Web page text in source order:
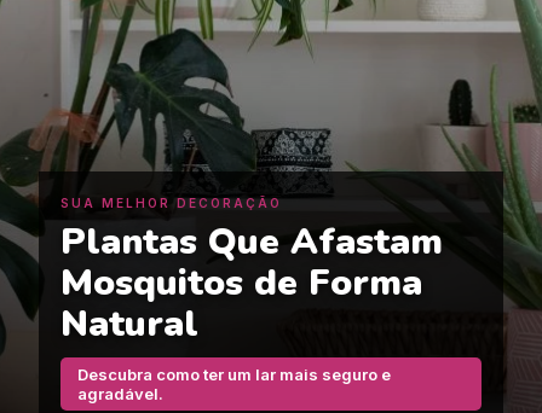
SUA MELHOR DECORAÇÃO
Plantas Que Afastam
Mosquitos de Forma
Natural
Descubra como ter um lar mais seguro e
agradável.